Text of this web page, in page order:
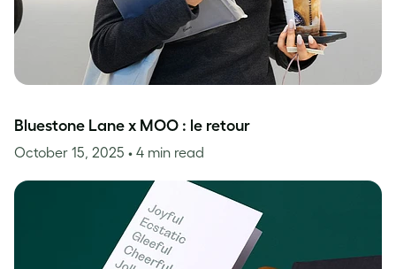
Bluestone Lane x MOO : le retour
October 15, 2025 • 4 min read